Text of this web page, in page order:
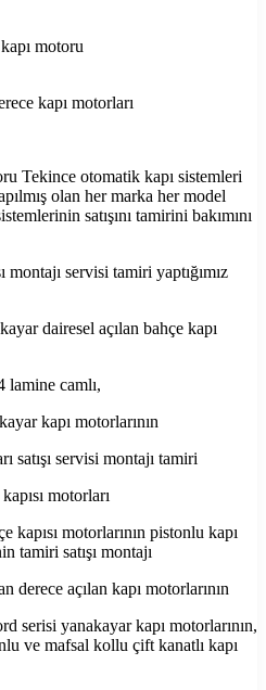
motoru
kapı motorları
Tekince otomatik kapı sistemleri
olan her marka her model
satışını tamirini bakımını
montajı servisi tamiri yaptığımız
dairesel açılan bahçe kapı
lamine camlı,
kapı motorlarının
satışı servisi montajı tamiri
motorları
kapısı motorlarının pistonlu kapı
tamiri satışı montajı
derece açılan kapı motorlarının
serisi yanakayar kapı motorlarının,
ve mafsal kollu çift kanatlı kapı